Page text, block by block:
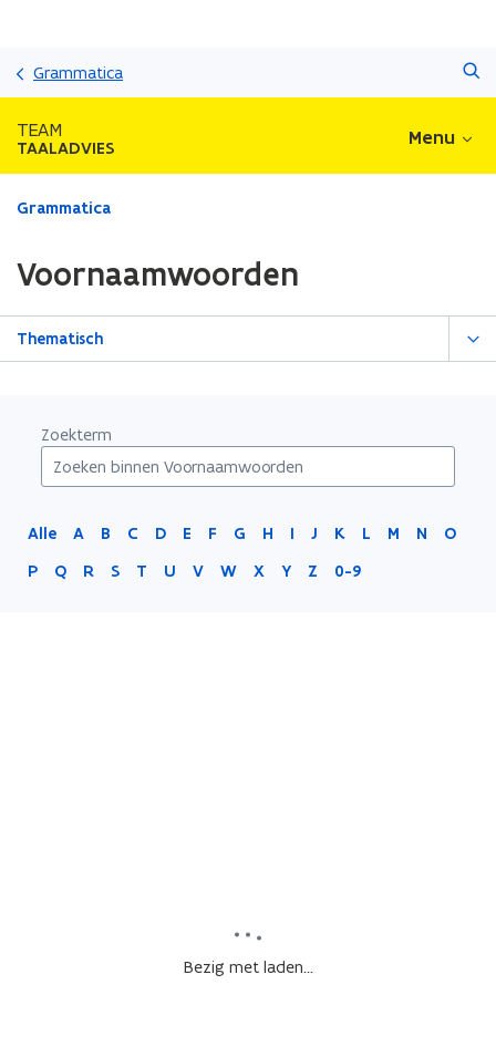
Grammatica
TEAM
TAALADVIES Menu
Gedaan
zich
op:
Voornaamwoorden
Grammatica
Voornaamwoorden
Thematisch
Zoekterm
Alle A B C D E F G H I J K L M N
O
P
Q R S T U V W X Y Z 0-9
Bezig met laden...